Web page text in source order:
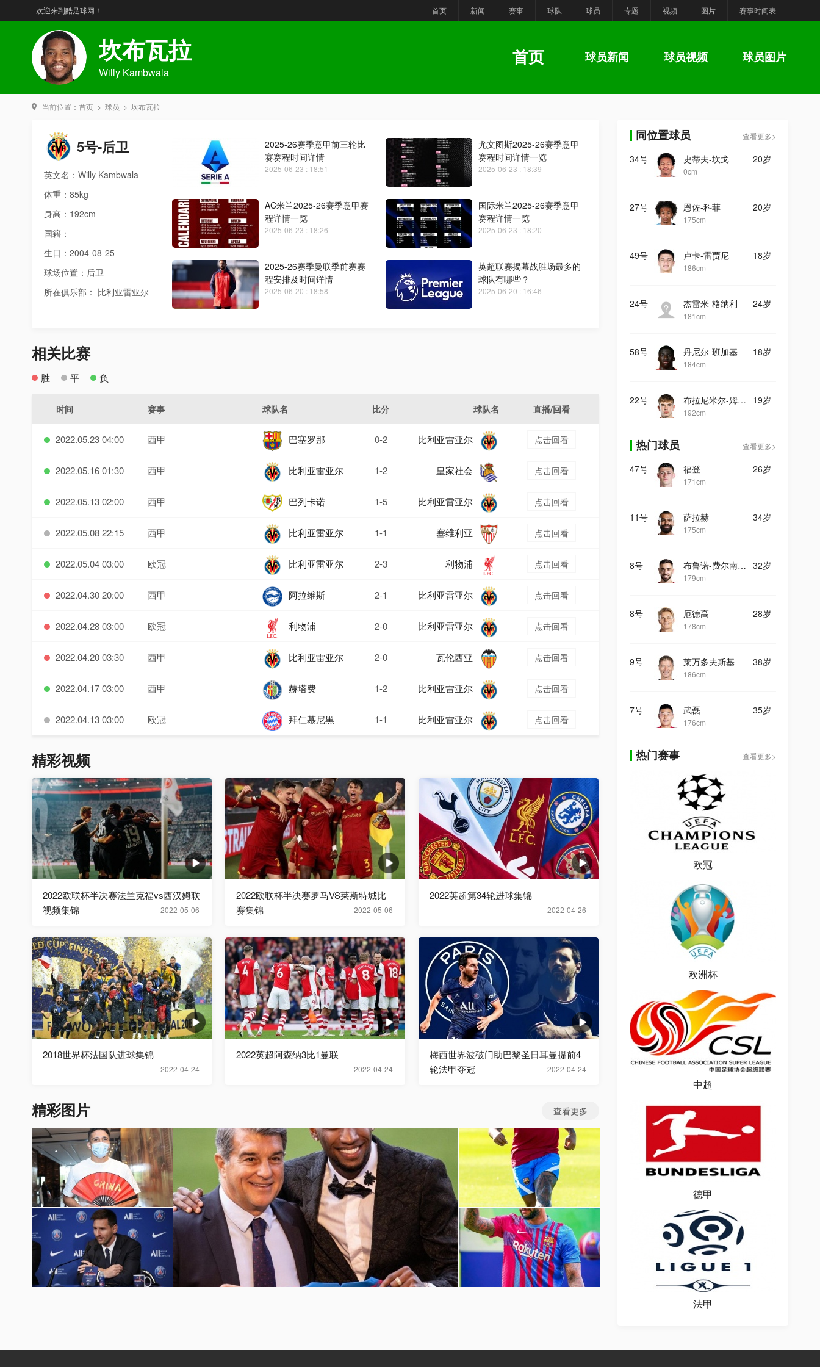
欢迎来到酷足球网！ 首页 新闻 赛事 球队 球员 专题 视频 图片 赛事时间表
坎布瓦拉
Willy Kambwala
首页 球员新闻 球员视频 球员图片
当前位置： 首页 > 球员 > 坎布瓦拉
5号-后卫
英文名：Willy Kambwala
体重：85kg
身高：192cm
国籍：
生日：2004-08-25
球场位置：后卫
所在俱乐部： 比利亚雷亚尔
2025-26赛季意甲前三轮比
赛赛程时间详情
2025-06-23 : 18:51
尤文图斯2025-26赛季意甲
赛程时间详情一览
2025-06-23 : 18:39
AC米兰2025-26赛季意甲赛
程详情一览
2025-06-23 : 18:26
国际米兰2025-26赛季意甲
赛程详情一览
2025-06-23 : 18:20
2025-26赛季曼联季前赛赛
程安排及时间详情
2025-06-20 : 18:58
英超联赛揭幕战胜场最多的
球队有哪些？
2025-06-20 : 16:46
相关比赛
胜 平 负
时间 赛事 球队名 比分 球队名 直播/回看
2022.05.23 04:00 西甲 巴塞罗那 0-2 比利亚雷亚尔 点击回看
2022.05.16 01:30 西甲 比利亚雷亚尔 1-2 皇家社会 点击回看
2022.05.13 02:00 西甲 巴列卡诺 1-5 比利亚雷亚尔 点击回看
2022.05.08 22:15 西甲 比利亚雷亚尔 1-1 塞维利亚 点击回看
2022.05.04 03:00 欧冠 比利亚雷亚尔 2-3 利物浦 点击回看
2022.04.30 20:00 西甲 阿拉维斯 2-1 比利亚雷亚尔 点击回看
2022.04.28 03:00 欧冠 利物浦 2-0 比利亚雷亚尔 点击回看
2022.04.20 03:30 西甲 比利亚雷亚尔 2-0 瓦伦西亚 点击回看
2022.04.17 03:00 西甲 赫塔费 1-2 比利亚雷亚尔 点击回看
2022.04.13 03:00 欧冠 拜仁慕尼黑 1-1 比利亚雷亚尔 点击回看
精彩视频
2022-05-06
2022欧联杯半决赛法兰克福vs西汉姆联
视频集锦
2022-05-06
2022欧联杯半决赛罗马VS莱斯特城比
赛集锦
2022-04-26
2022英超第34轮进球集锦
2022-04-24
2018世界杯法国队进球集锦
2022-04-24
2022英超阿森纳3比1曼联
2022-04-24
梅西世界波破门助巴黎圣日耳曼提前4
轮法甲夺冠
精彩图片 查看更多
国足世预赛12强赛图片 巴萨球员赛季前训练图片
同位置球员 查看更多>
34号 20岁
史蒂夫-坎戈
0cm
27号 20岁
恩佐-科菲
175cm
49号 18岁
卢卡-雷贾尼
186cm
24号 24岁
杰雷米-格纳利
181cm
58号 18岁
丹尼尔-班加基
184cm
22号 19岁
布拉尼米尔-姆拉契奇
192cm
热门球员 查看更多>
47号 26岁
福登
171cm
11号 34岁
萨拉赫
175cm
8号 32岁
布鲁诺-费尔南德斯
179cm
8号 28岁
厄德高
178cm
9号 38岁
莱万多夫斯基
186cm
7号 35岁
武磊
176cm
热门赛事 查看更多>
欧冠
欧洲杯
中超
德甲
法甲